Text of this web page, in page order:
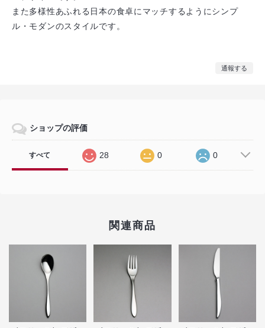
また多様性あふれる日本の食卓にマッチするようにシンプ
ル・モダンのスタイルです。
通報する
ショップの評価
すべて 28 0 0
関連商品